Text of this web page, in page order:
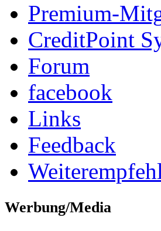
Premium-
CreditPoint
Forum
facebook
Links
Feedback
Werbung/Media